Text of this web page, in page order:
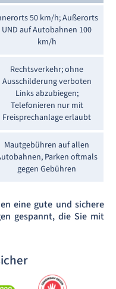
50 km/h; Außerorts
UND auf Autobahnen 100
km/h
Rechtsverkehr; ohne
Ausschilderung verboten
Links abzubiegen;
Telefonieren nur mit
Freisprechanlage erlaubt
Mautgebühren auf allen
Parken oftmals
gegen Gebühren
eine gute und sichere
gespannt, die Sie mit